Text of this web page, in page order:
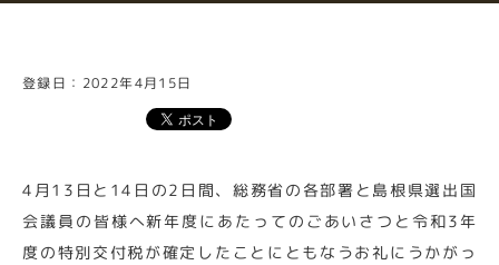
登録日：2022年4月15日
4月13日と14日の2日間、総務省の各部署と島根県選出国
会議員の皆様へ新年度にあたってのごあいさつと令和3年
度の特別交付税が確定したことにともなうお礼にうかがっ